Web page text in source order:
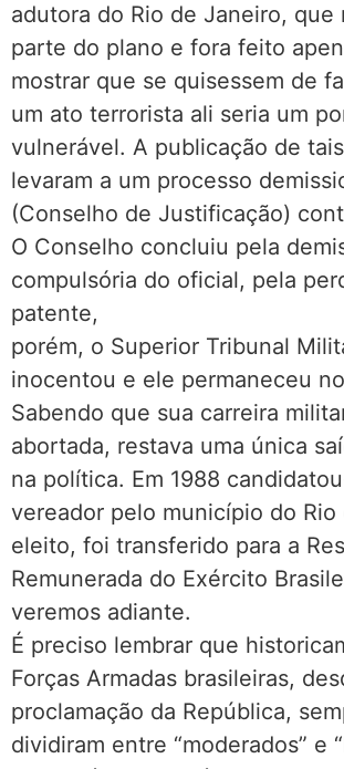
adutora do Rio de Janeiro, que
parte do plano e fora feito
mostrar que se quisessem de
um ato terrorista ali seria um
vulnerável. A publicação de
levaram a um processo
(Conselho de Justificação)
O Conselho concluiu pela
compulsória do oficial, pela
patente,
porém, o Superior Tribunal
inocentou e ele permaneceu
Sabendo que sua carreira
abortada, restava uma única
na política. Em 1988
vereador pelo município do Rio
eleito, foi transferido para a
Remunerada do Exército
veremos adiante.
É preciso lembrar que
Forças Armadas brasileiras,
proclamação da República,
dividiram entre “moderados” e